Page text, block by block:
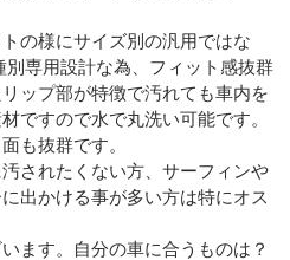
の様にサイズ別の汎用ではな
別専用設計な為、フィット感抜群
ップ部が特徴で汚れても車内を
ですので水で丸洗い可能です。
も抜群です。
されたくない方、サーフィンや
出かける事が多い方は特にオス
ます。自分の車に合うものは？